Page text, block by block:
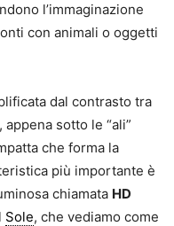
l’immaginazione
con animali o oggetti
dal contrasto tra
appena sotto le “ali”
che forma la
più importante è
chiamata HD
Sole, che vediamo come